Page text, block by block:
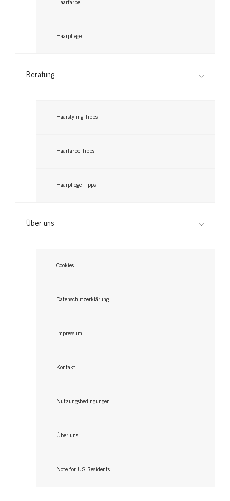
GLISS
Night Elixier Aqua Revive
Haarfarbe
Haarpflege
Beratung
Haarstyling Tipps
Haarfarbe Tipps
Haarpflege Tipps
Über uns
Cookies
Datenschutzerklärung
Impressum
Kontakt
Nutzungsbedingungen
Über uns
Note for US Residents